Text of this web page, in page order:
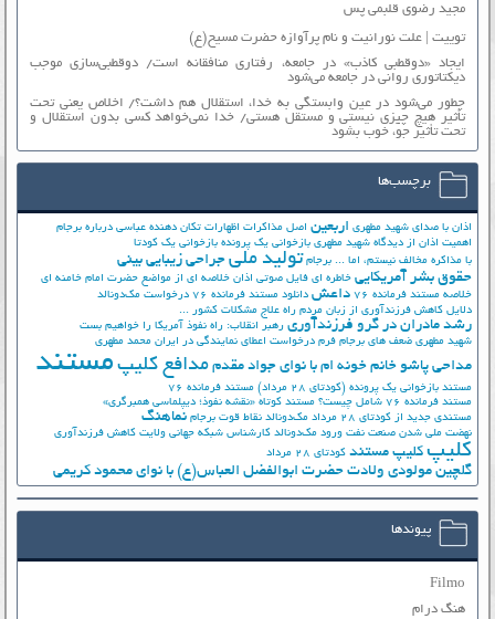
مجید رضوی قلبمی پس
توییت | علت نورانیت و نام پرآوازه حضرت مسیح(ع)
ایجاد «دوقطبی کاذب» در جامعه، رفتاری منافقانه است/ دوقطبی‌سازی موجب
دیکتاتوری روانی در جامعه می‌شود
چطور می‌شود در عین وابستگی به خدا، استقلال هم داشت؟/ اخلاص یعنی تحت
تأثیر هیچ چیزی نیستی و مستقل هستی/ خدا نمی‌خواهد کسی بدون استقلال و
تحت تأثیر جوّ، خوب بشود
برچسب‌ها
اذان با صدای شهید مطهری اربعین اصل مذاکرات اظهارات تکان دهنده عباسی درباره برجام
اهمیت اذان از دیدگاه شهید مطهری بازخوانی یک پرونده بازخوانی یک کودتا
با مذاکره مخالف نیستم، اما ... برجام تولید ملی جراحی زیبایی بینی
حقوق بشر آمریکایی خاطره ای فایل صوتی اذان خلاصه ای از مواضع حضرت امام خامنه ای
خلاصه مستند فرمانده 76
داعش دانلود مستند فرمانده 76
درخواست مک‌دونالد
دلایل کاهش فرزندآوری از زبان مردم راه علاج مشکلات کشور ...
رشد مادران در گرو فرزندآوری رهبر انقلاب: راه نفوذ آمریکا را خواهیم بست
شهید مطهری ضعف های برجام فرم درخواست اعطای نمایندگی در ایران محمد مطهری
مداحی پاشو خانم خونه ام با نوای جواد مقدم مدافع کلیپ مستند
مستند بازخوانی یک پرونده (کودتای 28 مرداد)
مستند فرمانده 76
مستند فرمانده 76 شامل چیست؟
مستند کوتاه «نقشه نفوذ؛ دیپلماسی همبرگری»
مستندی جدید از کودتای 28 مرداد
مک‌دونالد نقاط قوت برجام نماهنگ
نهضت ملي شدن صنعت نفت ورود مک‌دونالد کارشناس شبکه جهانی ولایت کاهش فرزندآوری
کلیپ کلیپ مستند کودتای 28 مرداد
گلچین مولودی ولادت حضرت ابوالفضل العباس(ع) با نوای محمود کریمی
پیوندها
Filmo
هنگ درام